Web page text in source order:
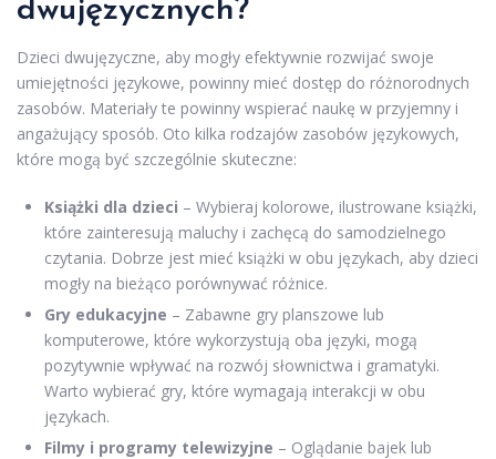
dwujęzycznych?
Dzieci dwujęzyczne, aby mogły efektywnie rozwijać swoje
umiejętności językowe, powinny mieć dostęp do różnorodnych
zasobów. Materiały te powinny wspierać naukę w przyjemny i
angażujący sposób. Oto kilka rodzajów zasobów językowych,
które mogą być szczególnie skuteczne:
Książki dla dzieci – Wybieraj kolorowe, ilustrowane książki,
które zainteresują maluchy i zachęcą do samodzielnego
czytania. Dobrze jest mieć książki w obu językach, aby dzieci
mogły na bieżąco porównywać różnice.
Gry edukacyjne – Zabawne gry planszowe lub
komputerowe, które wykorzystują oba języki, mogą
pozytywnie wpływać na rozwój słownictwa i gramatyki.
Warto wybierać gry, które wymagają interakcji w obu
językach.
Filmy i programy telewizyjne – Oglądanie bajek lub